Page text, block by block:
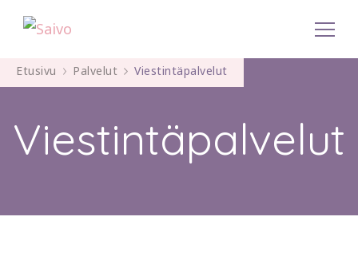
Saivo
Etusivu Palvelut Viestintäpalvelut
Viestintäpalvelut